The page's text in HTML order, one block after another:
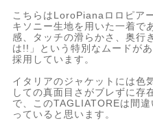
こちらはLoroPianaロロピア
キソニー生地を用いた一着で
感、タッチの滑らかさ、奥行
は!!」という特別なムードが
採用しています。
イタリアのジャケットには色
しての真面目さがブレずに存
で、このTAGLIATOREは間
っていると思います。